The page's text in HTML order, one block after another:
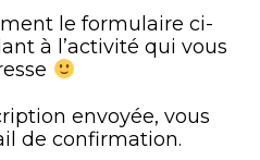
le formulaire ci-
à l’activité qui vous
envoyée, vous
de confirmation.